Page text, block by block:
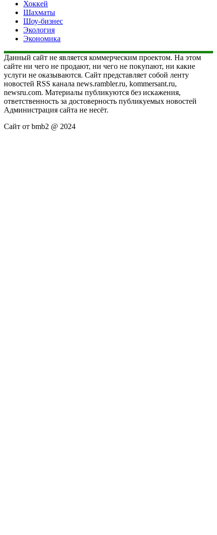
Хоккей
Шахматы
Шоу-бизнес
Экология
Экономика
Данный сайт не является коммерческим проектом. На этом
сайте ни чего не продают, ни чего не покупают, ни какие
услуги не оказываются. Сайт представляет собой ленту
новостей RSS канала news.rambler.ru, kommersant.ru,
newsru.com. Материалы публикуются без искажения,
ответственность за достоверность публикуемых новостей
Администрация сайта не несёт.
Сайт от bmb2 @ 2024